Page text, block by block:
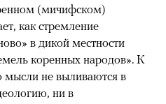
(мичифском)
как стремление
в дикой местности
коренных народов». К
мысли не выливаются в
ни в